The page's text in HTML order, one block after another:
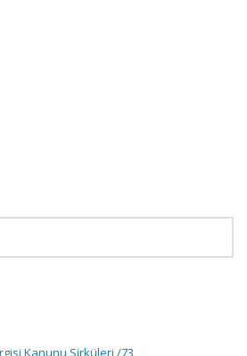
Kanunu Sirküleri /73